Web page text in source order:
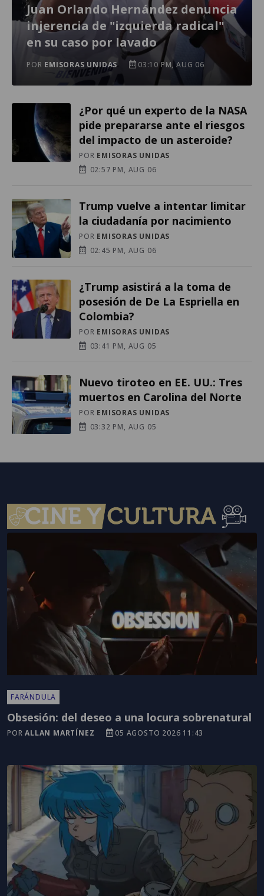
Juan Orlando Hernández denuncia
injerencia de "izquierda radical"
en su caso por lavado
POR EMISORAS UNIDAS 03:10 PM, AUG 06
¿Por qué un experto de la NASA
pide prepararse ante el riesgos
del impacto de un asteroide?
POR EMISORAS UNIDAS
02:57 PM, AUG 06
Trump vuelve a intentar limitar
la ciudadanía por nacimiento
POR EMISORAS UNIDAS
02:45 PM, AUG 06
¿Trump asistirá a la toma de
posesión de De La Espriella en
Colombia?
POR EMISORAS UNIDAS
03:41 PM, AUG 05
Nuevo tiroteo en EE. UU.: Tres
muertos en Carolina del Norte
POR EMISORAS UNIDAS
03:32 PM, AUG 05
FARÁNDULA
Obsesión: del deseo a una locura sobrenatural
PORALLAN MARTÍNEZ 05 AGOSTO 2026 11:43